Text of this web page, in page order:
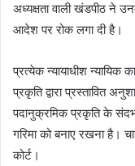
अध्यक्षता वाली खंडपीठ ने
आदेश पर रोक लगा दी है।
प्रत्येक न्यायाधीश न्यायिक
प्रकृति द्वारा प्रस्तावित
पदानुक्रमिक प्रकृति के
गरिमा को बनाए रखना है।
कोर्ट।